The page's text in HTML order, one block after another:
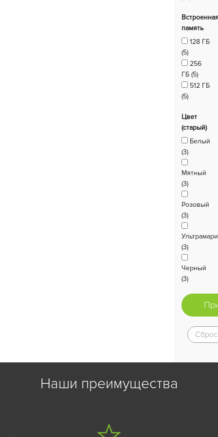
память
128 ГБ
(5)
256
ГБ (5)
512 ГБ
(5)
Цвет
(старый)
Белый
(3)
Мятный
(3)
Розовый
(3)
(3)
Черный
(3)
Наши преимущества